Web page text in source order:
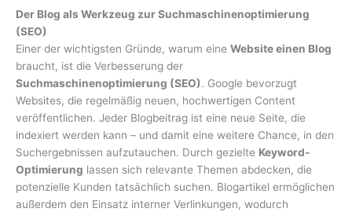
Der Blog als Werkzeug zur Suchmaschinenoptimierung
(SEO)
Einer der wichtigsten Gründe, warum eine Website einen Blog
braucht, ist die Verbesserung der
Suchmaschinenoptimierung (SEO). Google bevorzugt
Websites, die regelmäßig neuen, hochwertigen Content
veröffentlichen. Jeder Blogbeitrag ist eine neue Seite, die
indexiert werden kann – und damit eine weitere Chance, in den
Suchergebnissen aufzutauchen. Durch gezielte Keyword-
Optimierung lassen sich relevante Themen abdecken, die
potenzielle Kunden tatsächlich suchen. Blogartikel ermöglichen
außerdem den Einsatz interner Verlinkungen, wodurch